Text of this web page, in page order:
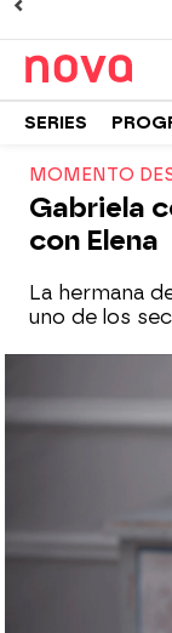
SERIES
MOMENTO
Gabriela
con Elena
La hermana
uno de los
Nova
Madrid
08